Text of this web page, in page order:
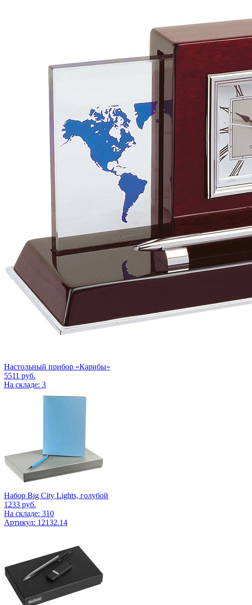
Настольный прибор «Карибы»
5511 руб.
На складе: 3
Набор Big City Lights, голубой
1233 руб.
На складе: 310
Артикул: 12132.14